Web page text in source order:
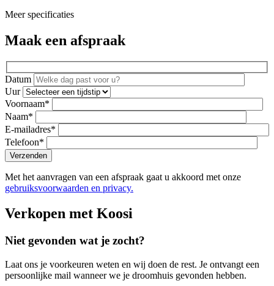
Meer specificaties
Maak een afspraak
Datum
Uur
Voornaam*
Naam*
E-mailadres*
Telefoon*
Met het aanvragen van een afspraak gaat u akkoord met onze
gebruiksvoorwaarden en privacy.
Verkopen met Koosi
Niet gevonden wat je zocht?
Laat ons je voorkeuren weten en wij doen de rest. Je ontvangt een
persoonlijke mail wanneer we je droomhuis gevonden hebben.